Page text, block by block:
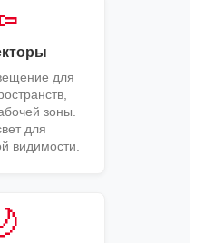
для
зоны.
для
видимости.